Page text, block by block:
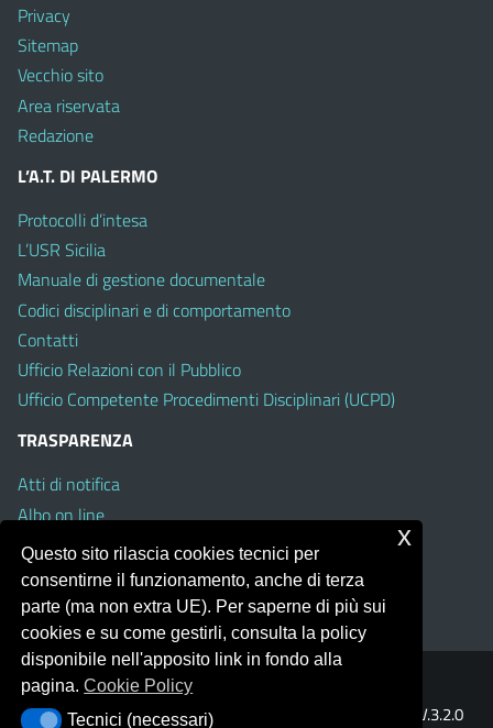
Privacy
Sitemap
Vecchio sito
Area riservata
Redazione
L’A.T. DI PALERMO
Protocolli d’intesa
L’USR Sicilia
Manuale di gestione documentale
Codici disciplinari e di comportamento
Contatti
Ufficio Relazioni con il Pubblico
Ufficio Competente Procedimenti Disciplinari (UCPD)
TRASPARENZA
Atti di notifica
Albo on line
Amministrazione Trasparente
Obiettivi di Accessibilità
Whistleblowing
Portale realizzato con la piattaforma
Template Italia configurato sul tema accessibile
V.3.2.0
Questo sito rilascia cookies tecnici per
consentirne il funzionamento, anche di terza
parte (ma non extra UE). Per saperne di più sui
cookies e su come gestirli, consulta la policy
disponibile nell'apposito link in fondo alla
pagina.Cookie Policy
Tecnici (necessari)
Tecnici (necessari)
x